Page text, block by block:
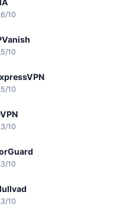
10
10
10
10
10
10